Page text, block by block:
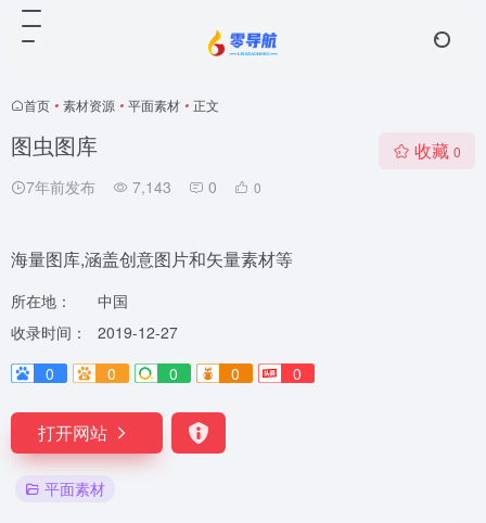
首页 • 素材资源 • 平面素材 • 正文
图虫图库
7年前发布 7,143 0 0
收藏 0
海量图库,涵盖创意图片和矢量素材等
所在地：
中国
收录时间：
2019-12-27
0
0 0 0 0
打开网站
平面素材